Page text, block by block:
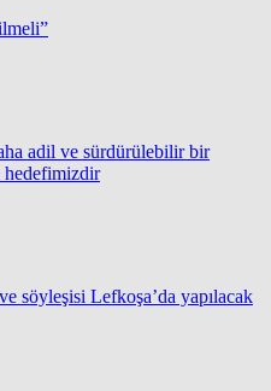
adil ve sürdürülebilir bir
hedefimizdir
söyleşisi Lefkoşa’da yapılacak